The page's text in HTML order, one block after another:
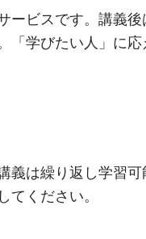
ービスです。講義
「学びたい人」に応
は繰り返し学習可
ください。